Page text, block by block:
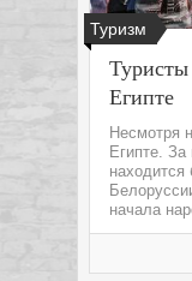
Туризм
Туристы
Египте
Несмотря
Египте.
начала